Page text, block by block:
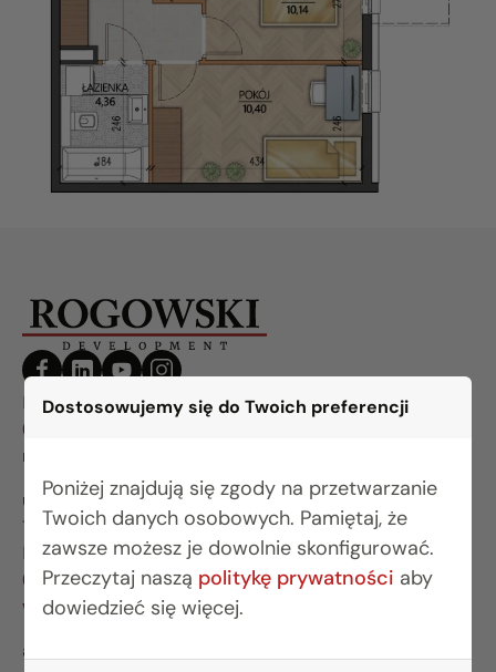
Dostosowujemy się do Twoich preferencji
Poniżej znajdują się zgody na przetwarzanie
Twoich danych osobowych. Pamiętaj, że
zawsze możesz je dowolnie skonfigurować.
Przeczytaj naszą politykę prywatności aby
dowiedzieć się więcej.
BIURO BIAŁYSTOK
(85) 749 99 09
mieszkania@rogowskidevelopment.pl
ul. Legionowa 28 lok. 202
15-281 Białystok
BIURO WARSZAWA
(22) 642 03 55
warszawa@rogowskidevelopment.pl
al. Wilanowska 67E lok. U5